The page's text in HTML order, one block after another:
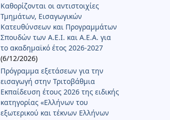
Καθορίζονται οι αντιστοιχίες
Τμημάτων, Εισαγωγικών
Κατευθύνσεων και Προγραμμάτων
Σπουδών των Α.Ε.Ι. και Α.Ε.Α. για
το ακαδημαϊκό έτος 2026-2027
(6/12/2026)
Πρόγραμμα εξετάσεων για την
εισαγωγή στην Τριτοβάθμια
Εκπαίδευση έτους 2026 της ειδικής
κατηγορίας «Ελλήνων του
εξωτερικού και τέκνων Ελλήνων